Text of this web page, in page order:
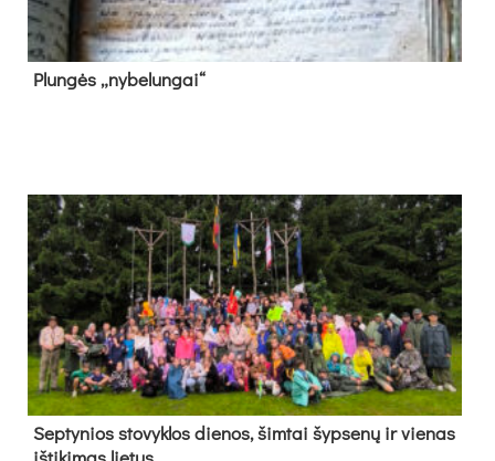
Plun­gės „ny­be­lun­gai“
Sep­ty­nios sto­vyk­los die­nos, šim­tai šyp­se­nų ir vie­nas